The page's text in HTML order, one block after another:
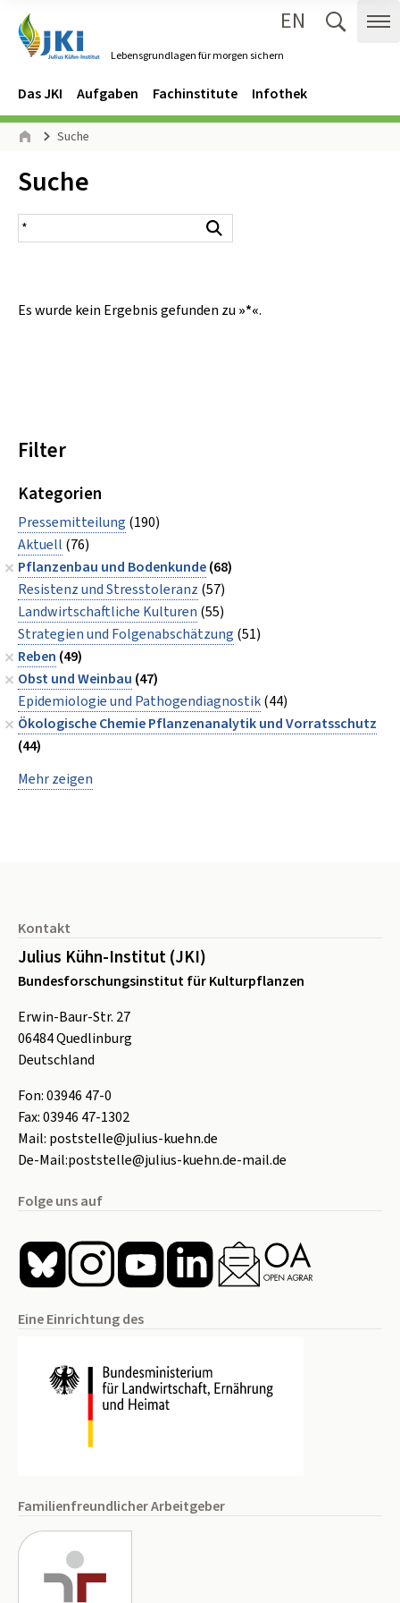
Lebensgrundlagen für morgen sichern
EN
Navigation
Hauptmenü
Das JKI Aufgaben Fachinstitute Infothek
Seitenpfad
Suche
Inhalt:
Suche
Suchergebnis
Es wurde kein Ergebnis gefunden zu »*«.
Filter
Kategorien
Pressemitteilung (190)
Aktuell (76)
Pflanzenbau und Bodenkunde(68)
Resistenz und Stresstoleranz (57)
Landwirtschaftliche Kulturen (55)
Strategien und Folgenabschätzung (51)
Reben (49)
Obst und Weinbau (47)
Epidemiologie und Pathogendiagnostik(44)
Ökologische Chemie Pflanzenanalytik und Vorratsschutz
(44)
Mehr zeigen
Kontakt
Julius Kühn-Institut (JKI)
Bundesforschungsinstitut für Kulturpflanzen
Erwin-Baur-Str. 27
06484Quedlinburg
Deutschland
Fon:03946 47-0
Fax:03946 47-1302
Mail: poststelle@julius-kuehn.de
De-Mail:poststelle@julius-kuehn.de-mail.de
Folge uns auf
Eine Einrichtung des
Familienfreundlicher Arbeitgeber